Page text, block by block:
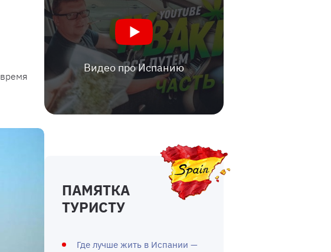
Видео про Испанию
ПАМЯТКА
ТУРИСТУ
Где лучше жить в Испании —